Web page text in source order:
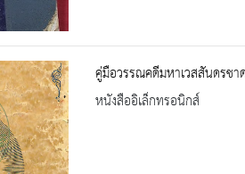
คู่มือวรรณคดีมหาเวสสันดรชา
หนังสืออิเล็กทรอนิกส์